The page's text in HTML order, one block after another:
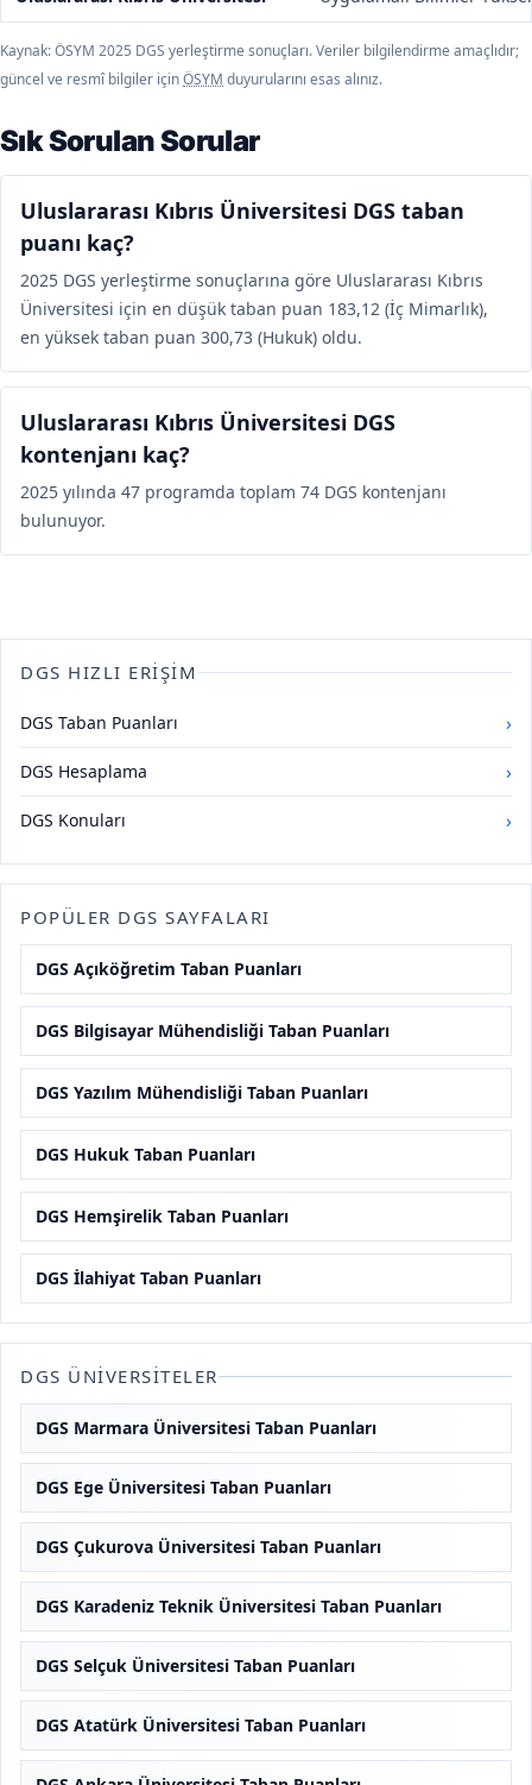
Kaynak: ÖSYM 2025 DGS yerleştirme sonuçları. Veriler bilgilendirme amaçlıdır;
güncel ve resmî bilgiler içinÖSYM duyurularını esas alınız.
Sık Sorulan Sorular
Uluslararası Kıbrıs Üniversitesi DGS taban
puanı kaç?
2025 DGS yerleştirme sonuçlarına göre Uluslararası Kıbrıs
Üniversitesi için en düşük taban puan 183,12 (İç Mimarlık),
en yüksek taban puan 300,73 (Hukuk) oldu.
Uluslararası Kıbrıs Üniversitesi DGS
kontenjanı kaç?
2025 yılında 47 programda toplam 74 DGS kontenjanı
bulunuyor.
DGS HIZLI ERIŞIM
DGS Taban Puanları ›
DGS Hesaplama ›
DGS Konuları ›
POPÜLER DGS SAYFALARI
DGS Açıköğretim Taban Puanları
DGS Bilgisayar Mühendisliği Taban Puanları
DGS Yazılım Mühendisliği Taban Puanları
DGS Hukuk Taban Puanları
DGS Hemşirelik Taban Puanları
DGS İlahiyat Taban Puanları
DGS ÜNIVERSITELER
DGS Marmara Üniversitesi Taban Puanları
DGS Ege Üniversitesi Taban Puanları
DGS Çukurova Üniversitesi Taban Puanları
DGS Karadeniz Teknik Üniversitesi Taban Puanları
DGS Selçuk Üniversitesi Taban Puanları
DGS Atatürk Üniversitesi Taban Puanları